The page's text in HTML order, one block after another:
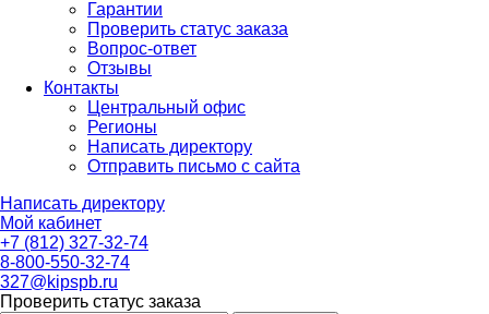
Гарантии
Проверить статус заказа
Вопрос-ответ
Отзывы
Контакты
Центральный офис
Регионы
Написать директору
Отправить письмо с сайта
Написать директору
Мой кабинет
+7 (812) 327-32-74
8-800-550-32-74
327@kipspb.ru
Проверить статус заказа